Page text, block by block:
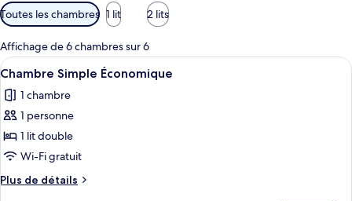
Filtres
disponibles
pour
les
chambres
Toutes les chambres 1 lit 2 lits
Affichage de 6 chambres sur 6
Afficher
toutes
les
photos
pour
ce
type
de
Une chambre à coucher avec un lit,
16
Chambre Simple Économique
1 chambre
1 personne
1 lit double
Wi-Fi gratuit
Plus de détails
Plus